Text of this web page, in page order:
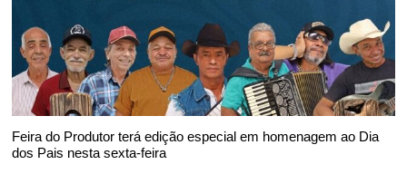
Feira do Produtor terá edição especial em homenagem ao Dia
dos Pais nesta sexta-feira